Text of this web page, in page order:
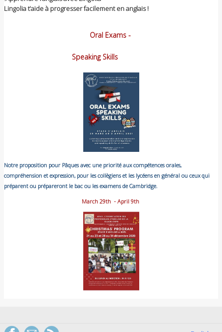
Lingolia t’aide à progresser facilement en anglais !
Oral Exams -
Speaking Skills
Notre proposition pour Pâques avec une priorité aux compétences orales,
compréhension et expression, pour les collègiens et les lycéens en général ou ceux qui
préparent ou prépareront le bac ou les examens de Cambridge.
March 29th - April 9th